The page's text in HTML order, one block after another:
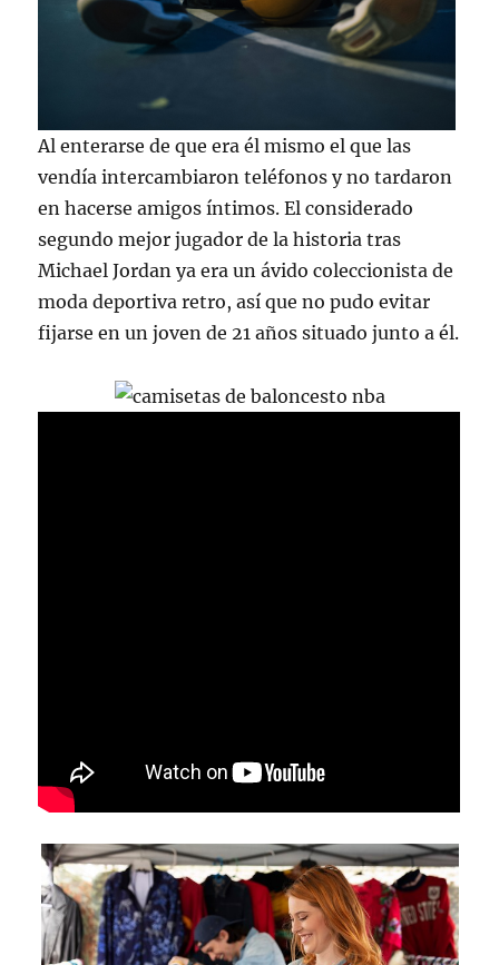
Al enterarse de que era él mismo el que las
vendía intercambiaron teléfonos y no tardaron
en hacerse amigos íntimos. El considerado
segundo mejor jugador de la historia tras
Michael Jordan ya era un ávido coleccionista de
moda deportiva retro, así que no pudo evitar
fijarse en un joven de 21 años situado junto a él.